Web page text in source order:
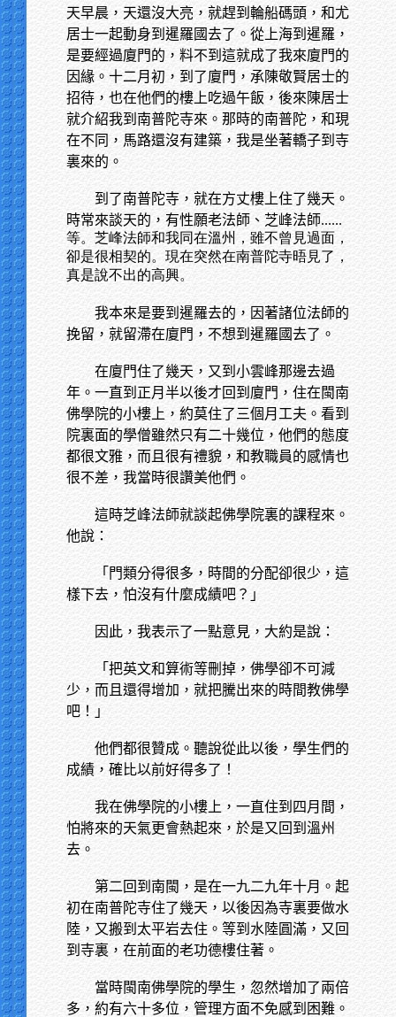
天早晨，天還沒大亮，就趕到輪船碼頭，和尤
居士一起動身到暹羅國去了。從上海到暹羅，
是要經過廈門的，料不到這就成了我來廈門的
因緣。十二月初，到了廈門，承陳敬賢居士的
招待，也在他們的樓上吃過午飯，後來陳居士
就介紹我到南普陀寺來。那時的南普陀，和現
在不同，馬路還沒有建築，我是坐著轎子到寺
裏來的。
到了南普陀寺，就在方丈樓上住了幾天。
時常來談天的，有性願老法師、芝峰法師......
等。芝峰法師和我同在溫州，雖不曾見過面，
卻是很相契的。現在突然在南普陀寺晤見了，
真是說不出的高興。
我本來是要到暹羅去的，因著諸位法師的
挽留，就留滯在廈門，不想到暹羅國去了。
在廈門住了幾天，又到小雲峰那邊去過
年。一直到正月半以後才回到廈門，住在閩南
佛學院的小樓上，約莫住了三個月工夫。看到
院裏面的學僧雖然只有二十幾位，他們的態度
都很文雅，而且很有禮貌，和教職員的感情也
很不差，我當時很讚美他們。
這時芝峰法師就談起佛學院裏的課程來。
他說：
「門類分得很多，時間的分配卻很少，這
樣下去，怕沒有什麼成績吧？」
因此，我表示了一點意見，大約是說：
「把英文和算術等刪掉，佛學卻不可減
少，而且還得增加，就把騰出來的時間教佛學
吧！」
他們都很贊成。聽說從此以後，學生們的
成績，確比以前好得多了！
我在佛學院的小樓上，一直住到四月間，
怕將來的天氣更會熱起來，於是又回到溫州
去。
第二回到南閩，是在一九二九年十月。起
初在南普陀寺住了幾天，以後因為寺裏要做水
陸，又搬到太平岩去住。等到水陸圓滿，又回
到寺裏，在前面的老功德樓住著。
當時閩南佛學院的學生，忽然增加了兩倍
多，約有六十多位，管理方面不免感到困難。